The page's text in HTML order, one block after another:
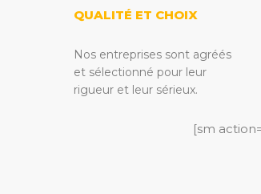
QUALITÉ ET CHOIX
Nos entreprises sont agréés
et sélectionné pour leur
rigueur et leur sérieux.
[sm